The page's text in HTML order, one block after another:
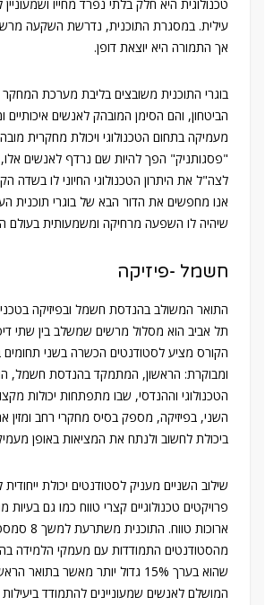
טכנולוגית היא חלק בלתי נפרד מחייו
עילית. במסגרת התוכנית, נדרשת השקעה
אך התמורה היא יוצאת דופן.
בוגרי התוכנית משובצים בליבת מערכת
הביטחון, והם הסימן המובהק לאנשים איכותיים
מעמיקה בתחום הטכנולוגי ויכולת מחקרית
"פסגותניק" הפך להיות שם נרדף לאנשים
לצה"ל את היתרון הטכנולוגי החיוני לו בשדה
אנו מחפשים את הדור הבא של בוגרי תוכנית
שיהיה לו השפעה מרחיקה ומשמעותית בעולם
חשמל -פיזיקה
התואר המשולב בהנדסת חשמל ובפיזיקה
תל אביב הוא מסלול מרשים שמשלב בין שתי
הקורס מציע לסטודנטים הכשרה בשני תחומים
ומבוקרת: הראשון, המתמקד בהנדסת חשמל,
הטכנולוגי וההנדסי, שבו מתפתחות יכולות
השני, בפיזיקה, מספק בסיס מחקרי רחב ומזין
ביכולת לחשוב ולנתח את המציאות באופן
שילוב השניים מעניק לסטודנטים יכולת
פרויקטים טכנולוגיים קצרי טווח כמו גם בעיות
ארוכות טווח.
מהסטודנטים התמודדות עם מעמקי הלמידה
שהוא בערך 15% גדול יותר מאשר
המושלם לאנשים שמעוניינים להתמודד